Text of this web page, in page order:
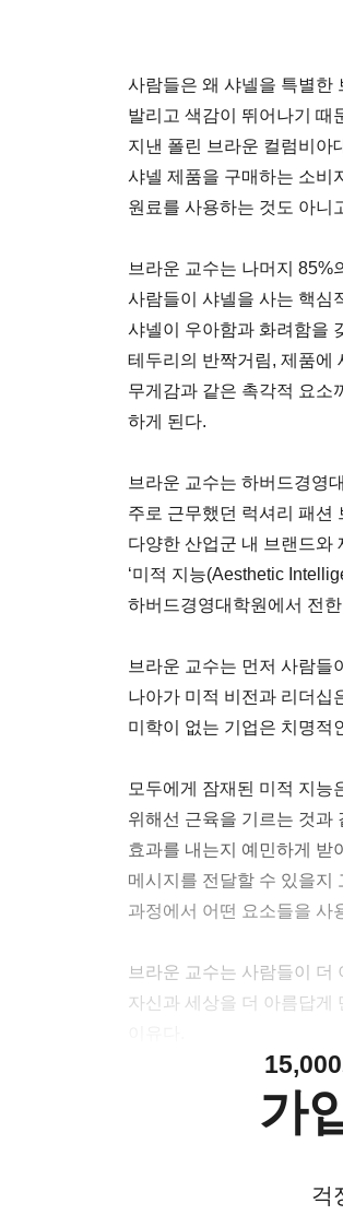
사람들은 왜 샤넬을 특별한
발리고 색감이 뛰어나기 때
지낸 폴린 브라운 컬럼비아
샤넬 제품을 구매하는 소비
원료를 사용하는 것도 아니
브라운 교수는 나머지 85%
사람들이 샤넬을 사는 핵심
샤넬이 우아함과 화려함을
테두리의 반짝거림, 제품에
무게감과 같은 촉각적 요소
하게 된다.
브라운 교수는 하버드경영
주로 근무했던 럭셔리 패션
다양한 산업군 내 브랜드와
‘미적 지능(Aesthetic
하버드경영대학원에서 전
브라운 교수는 먼저 사람들
나아가 미적 비전과 리더십
미학이 없는 기업은 치명적
모두에게 잠재된 미적 지능
위해선 근육을 기르는 것과
효과를 내는지 예민하게 받
메시지를 전달할 수 있을지
과정에서 어떤 요소들을 사
브라운 교수는 사람들이 더
자신과 세상을 더 아름답게
가
걱